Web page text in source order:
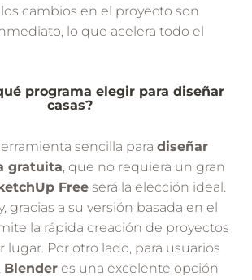
los cambios en el proyecto son
lo que acelera todo el
programa elegir para diseñar
casas?
sencilla para diseñar
gratuita, que no requiera un gran
Free será la elección ideal.
gracias a su versión basada en el
la rápida creación de proyectos
Por otro lado, para usuarios
Blender es una excelente opción